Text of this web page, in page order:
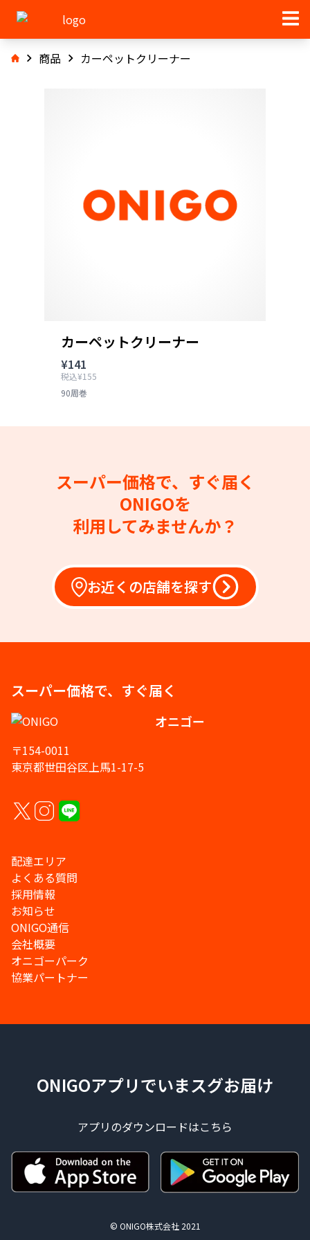
商品 カーペットクリーナー
カーペットクリーナー
¥141
税込¥155
90周巻
スーパー価格で、すぐ届く
ONIGOを
利用してみませんか？
お近くの店舗を探す
スーパー価格で、すぐ届く
オニゴー
〒154-0011
東京都世田谷区上馬1-17-5
配達エリア
よくある質問
採用情報
お知らせ
ONIGO通信
会社概要
オニゴーパーク
協業パートナー
ONIGOアプリでいまスグお届け
アプリのダウンロードはこちら
© ONIGO株式会社 2021